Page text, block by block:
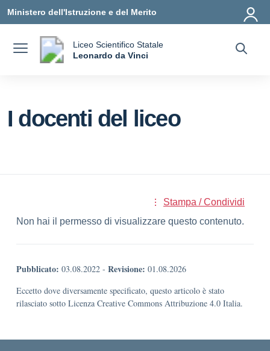
Ministero dell'Istruzione e del Merito
Liceo Scientifico Statale
Leonardo da Vinci
I docenti del liceo
Stampa / Condividi
Non hai il permesso di visualizzare questo contenuto.
Pubblicato: 03.08.2022 - Revisione: 01.08.2026
Eccetto dove diversamente specificato, questo articolo è stato
rilasciato sotto Licenza Creative Commons Attribuzione 4.0 Italia.